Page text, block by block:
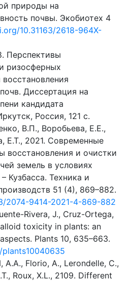
природы на
почвы. Экобиотех 4
10.31163/2618-964X-
Перспективы
ризосферных
Диссертация на
кандидата
Россия, 121 с.
В.П., Воробьева, Е.Е.,
Е.Т., 2021. Современные
восстановления и очистки
земель в условиях
Кузбасса. Техника и
51 (4), 869–882.
2074-9414-2021-4-869-882
Rivera, J., Cruz-Ortega,
toxicity in plants: an
Plants 10, 635–663.
A.A., Florio, A., Lerondelle, C.,
Roux, X.L., 2109. Different